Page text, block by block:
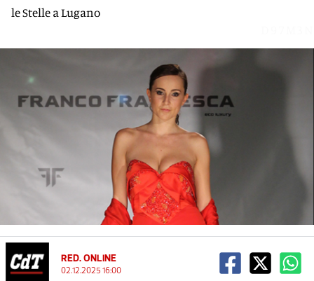
le Stelle a Lugano
RED. ONLINE
02.12.2025 16:00